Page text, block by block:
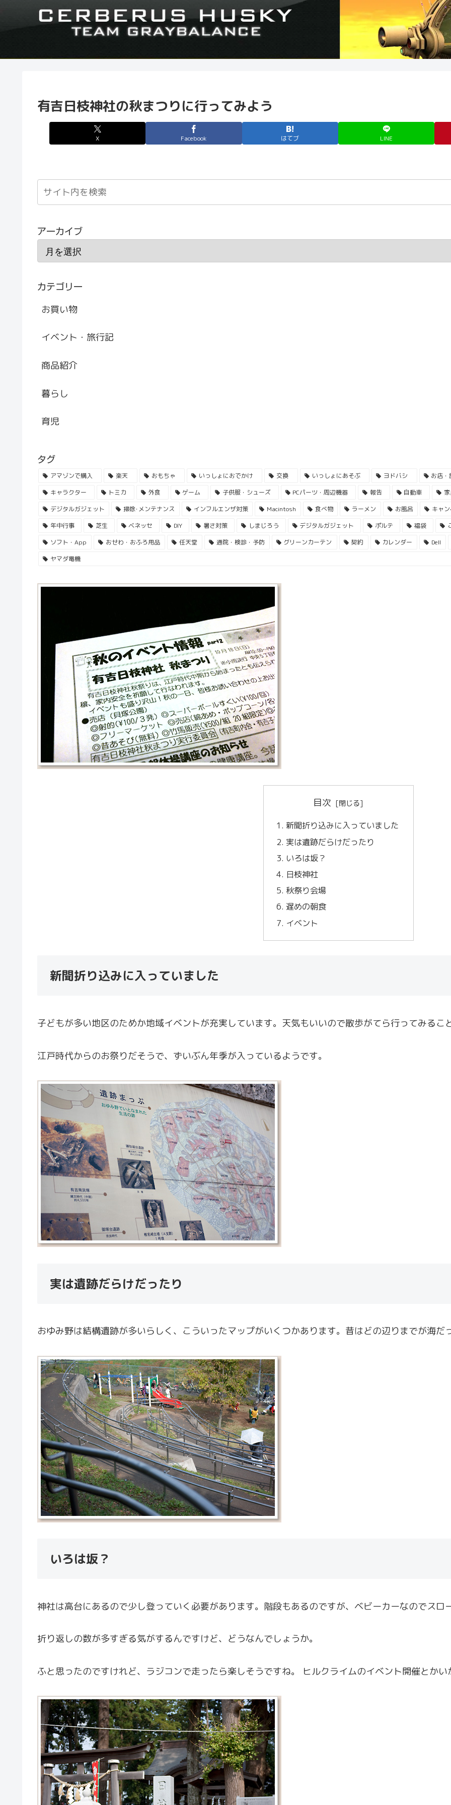
有吉日枝神社の秋まつりに行ってみよう
X Facebook はてブ LINE
アーカイブ
カテゴリー
お買い物
イベント・旅行記
商品紹介
暮らし
育児
タグ
アマゾンで購入 楽天 おもちゃ いっしょにおでかけ 交換 いっしょにあそぶ ヨドバシ お店・
キャラクター
トミカ 外食 ゲーム 子供服・シューズ PCパーツ・周辺機器 報告 自動車
デジタルガジェット
掃除･メンテナンス インフルエンザ対策 Macintosh 食べ物 ラーメン お風呂 キャ
年中行事
芝生 ベネッセ DIY 暑さ対策 しまじろう デジタルガジェット ポルテ 福袋
ソフト・App
おせわ・おふろ用品 任天堂 通院・検診・予防 グリーンカーテン 契約 カレンダー Dell
ヤマダ電機
目次
新聞折り込みに入っていました
実は遺跡だらけだったり
いろは坂？
日枝神社
秋祭り会場
遅めの朝食
イベント
新聞折り込みに入っていました
子どもが多い地区のためか地域イベントが充実しています。天気もいいので散歩がてら行ってみるこ
江戸時代からのお祭りだそうで、ずいぶん年季が入っているようです。
実は遺跡だらけだったり
おゆみ野は結構遺跡が多いらしく、こういったマップがいくつかあります。昔はどの辺りまでが海だ
いろは坂？
神社は高台にあるので少し登っていく必要があります。階段もあるのですが、ベビーカーなのでスロ
折り返しの数が多すぎる気がするんですけど、どうなんでしょうか。
ふと思ったのですけれど、ラジコンで走ったら楽しそうですね。 ヒルクライムのイベント開催とかい